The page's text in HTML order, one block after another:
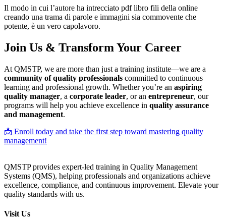
Il modo in cui l’autore ha intrecciato pdf libro fili della online
creando una trama di parole e immagini sia commovente che
potente, è un vero capolavoro.
Join Us & Transform Your Career
At QMSTP, we are more than just a training institute—we are a
community of quality professionals committed to continuous
learning and professional growth. Whether you’re an aspiring
quality manager, a corporate leader, or an entrepreneur, our
programs will help you achieve excellence in quality assurance
and management.
📩 Enroll today and take the first step toward mastering quality
management!
QMSTP provides expert-led training in Quality Management
Systems (QMS), helping professionals and organizations achieve
excellence, compliance, and continuous improvement. Elevate your
quality standards with us.
Visit Us